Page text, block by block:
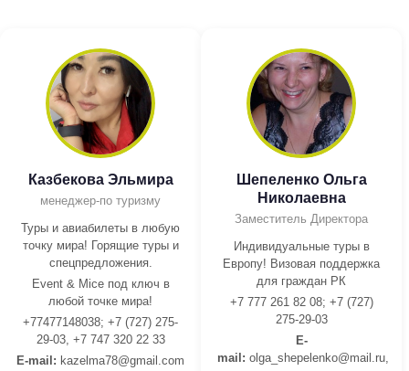
Казбекова Эльмира
менеджер-по туризму
Туры и авиабилеты в любую
точку мира! Горящие туры и
спецпредложения.
Event & Mice под ключ в
любой точке мира!
+77477148038; +7 (727) 275-
29-03, +7 747 320 22 33
E-mail: kazelma78@gmail.com
Шепеленко Ольга
Николаевна
Заместитель Директора
Индивидуальные туры в
Европу! Визовая поддержка
для граждан РК
+7 777 261 82 08; +7 (727)
275-29-03
E-
mail: olga_shepelenko@mail.ru,